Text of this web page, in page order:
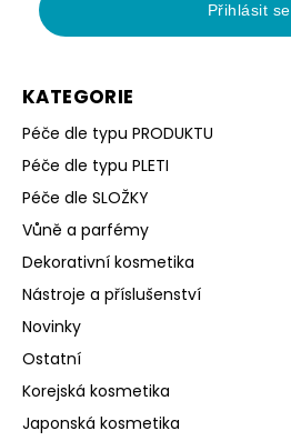
KATEGORIE
Péče dle typu PRODUKTU
Péče dle typu PLETI
Péče dle SLOŽKY
Vůně a parfémy
Dekorativní kosmetika
Nástroje a příslušenství
Novinky
Ostatní
Korejská kosmetika
Japonská kosmetika
Přihlásit se